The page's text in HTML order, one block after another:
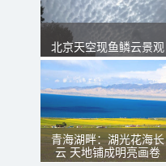
北京天空现鱼鳞云景观
青海湖畔：湖光花海长
云 天地铺成明亮画卷